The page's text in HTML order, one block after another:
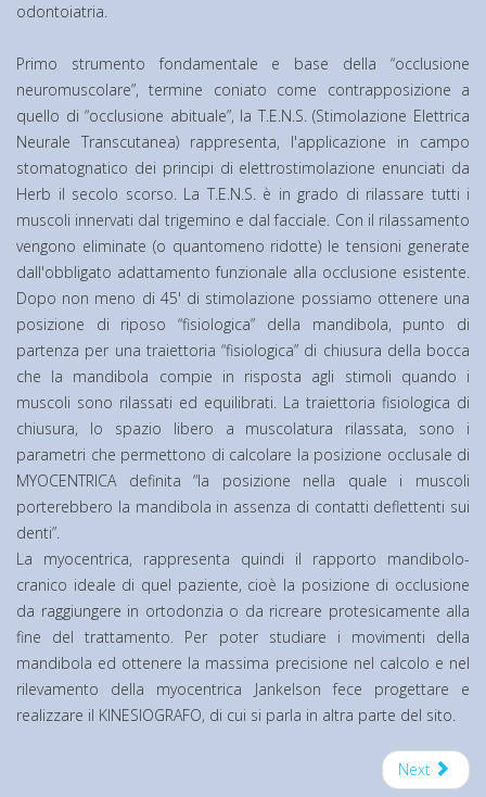
odontoiatria.
Primo strumento fondamentale e base della “occlusione
neuromuscolare”, termine coniato come contrapposizione a
quello di “occlusione abituale”, la T.E.N.S. (Stimolazione Elettrica
Neurale Transcutanea) rappresenta, l'applicazione in campo
stomatognatico dei principi di elettrostimolazione enunciati da
Herb il secolo scorso. La T.E.N.S. è in grado di rilassare tutti i
muscoli innervati dal trigemino e dal facciale. Con il rilassamento
vengono eliminate (o quantomeno ridotte) le tensioni generate
dall'obbligato adattamento funzionale alla occlusione esistente.
Dopo non meno di 45' di stimolazione possiamo ottenere una
posizione di riposo “fisiologica” della mandibola, punto di
partenza per una traiettoria “fisiologica” di chiusura della bocca
che la mandibola compie in risposta agli stimoli quando i
muscoli sono rilassati ed equilibrati. La traiettoria fisiologica di
chiusura, lo spazio libero a muscolatura rilassata, sono i
parametri che permettono di calcolare la posizione occlusale di
MYOCENTRICA definita “la posizione nella quale i muscoli
porterebbero la mandibola in assenza di contatti deflettenti sui
denti”.
La myocentrica, rappresenta quindi il rapporto mandibolo-
cranico ideale di quel paziente, cioè la posizione di occlusione
da raggiungere in ortodonzia o da ricreare protesicamente alla
fine del trattamento. Per poter studiare i movimenti della
mandibola ed ottenere la massima precisione nel calcolo e nel
rilevamento della myocentrica Jankelson fece progettare e
realizzare il KINESIOGRAFO, di cui si parla in altra parte del sito.
Next